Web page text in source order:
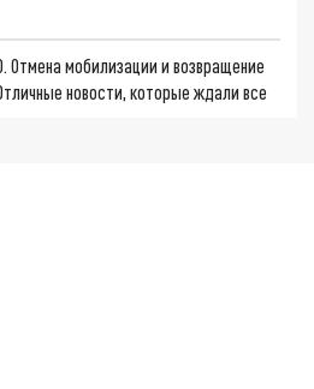
Отмена мобилизации и возвращение
новости, которые ждали все